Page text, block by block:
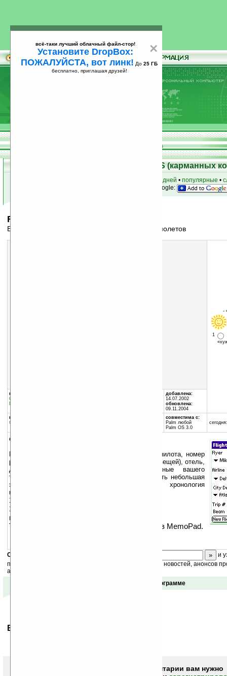
25
Скачать программы для Palm OS (карманных
за 7 дней • популярные •
на Google:
Flights+xt v1.8a
База данных для путешествий с помощью самолетов
-
1
группы программы:
Офис
Путешествия
добавлена:
14.07.2002
обновлена:
09.11.2004
программа:
бесплатная
совместима с:
Palm любой
Palm OS 3.0
описание:
База данных включает в себя: авиакомпанию, пилота, номер
рейса, дату, багаж (до 7 категорий неоходимых вещей), отель,
дату(время) прилета и отправления, данные вашего
туристического агентства или агента. Также есть небольшая
записная книжка, таймер напоминания, хронология
путешествий.
Записи цен на билеты.
Записи времени прибывания в пути и
продолжительности (в км) пути.
Также есть возможность экспорта записей в MemoPad.
Скоро
и
получайте ежедневный или еженедельный дайджест новостей, анонсов
акций сайта на ваш почтовый ящик.
Отзывы о программе
Ваше мнение будет первым.
Чтобы писать комментарии вам нужно
×
всё-таки лучший облачный файл-стор!
Установите DropBox:
ПОЖАЛУЙСТА, вот линк! До 25 ГБ
бесплатно, приглашая друзей!